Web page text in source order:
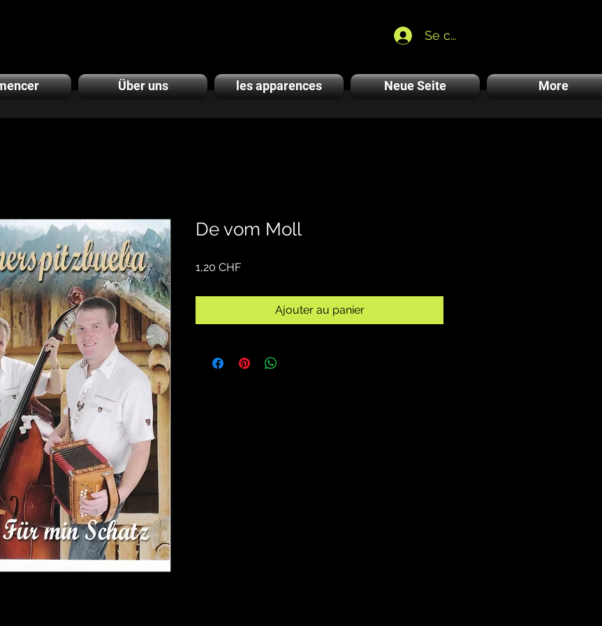
Se connecter
Über uns les apparences Neue Seite More
De vom Moll
1,20 CHFPrix
Ajouter au panier